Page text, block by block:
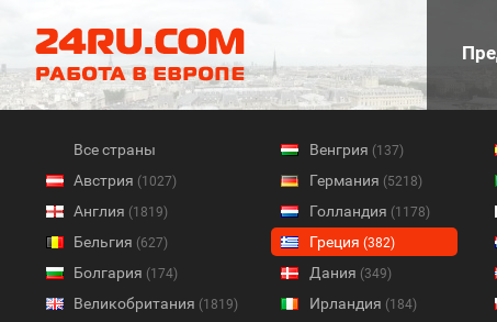
Все страны
Австрия (1027)
Англия (1819)
Бельгия (627)
Болгария (174)
Великобритания (1819)
Венгрия (137)
Германия (5218)
Голландия (1178)
Греция (382)
Дания (349)
Ирландия (184)